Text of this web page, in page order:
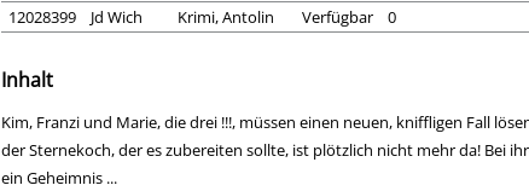
12028399
Jd Wich Krimi, Antolin Verfügbar 0
Inhalt
Kim, Franzi und Marie, die drei !!!, müssen einen neuen, kniffligen Fall
der Sternekoch, der es zubereiten sollte, ist plötzlich nicht mehr da! Bei
ein Geheimnis ...